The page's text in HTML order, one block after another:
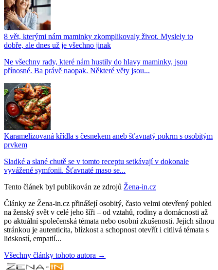
8 vět, kterými nám maminky zkomplikovaly život. Myslely to
dobře, ale dnes už je všechno jinak
Ne všechny rady, které nám hustily do hlavy maminky, jsou
přínosné. Ba právě naopak. Některé věty jsou...
Karamelizovaná křídla s česnekem aneb šťavnatý pokrm s osobitým
prvkem
Sladké a slané chutě se v tomto receptu setkávají v dokonale
vyvážené symfonii. Šťavnaté maso se...
Tento článek byl publikován ze zdrojů Žena-in.cz
Články ze Žena-in.cz přinášejí osobitý, často velmi otevřený pohled
na ženský svět v celé jeho šíři – od vztahů, rodiny a domácnosti až
po aktuální společenská témata nebo osobní zkušenosti. Jejich silnou
stránkou je autenticita, blízkost a schopnost otevřít i citlivá témata s
lidskostí, empatií...
Všechny články tohoto autora →